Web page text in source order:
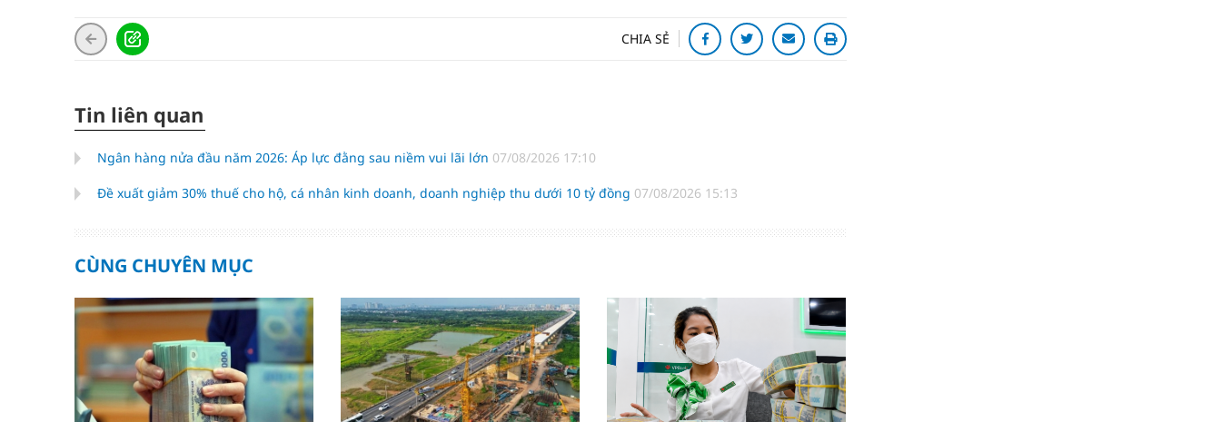
CHIA SẺ
Tin liên quan
Ngân hàng nửa đầu năm 2026: Áp lực đằng sau niềm vui lãi lớn 07/08/2026 17:10
Đề xuất giảm 30% thuế cho hộ, cá nhân kinh doanh, doanh nghiệp thu dưới 10 tỷ đồng 07/08/2026 15:13
CÙNG CHUYÊN MỤC